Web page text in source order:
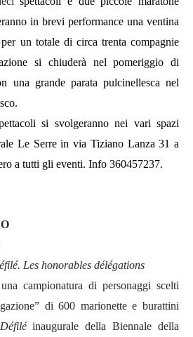
in brevi performance una ventina
un totale di circa trenta compagnie
si chiuderà nel pomeriggio di
una grande parata pulcinellesca nel
si svolgeranno nei vari spazi
Le Serre in via Tiziano Lanza 31 a
a tutti gli eventi. Info 360457237.
Les honorables délégations
campionatura di personaggi scelti
di 600 marionette e burattini
Défiléinaugurale della Biennale della